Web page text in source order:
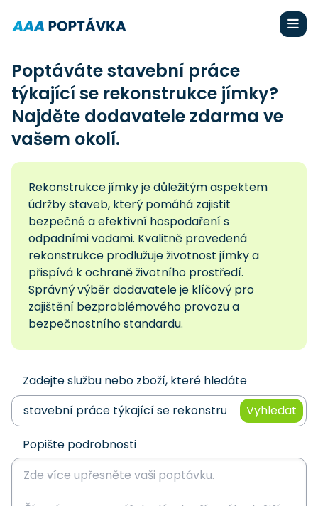
Poptáváte stavební práce
týkající se rekonstrukce jímky?
Najděte dodavatele zdarma ve
vašem okolí.
Rekonstrukce jímky je důležitým aspektem
údržby staveb, který pomáhá zajistit
bezpečné a efektivní hospodaření s
odpadními vodami. Kvalitně provedená
rekonstrukce prodlužuje životnost jímky a
přispívá k ochraně životního prostředí.
Správný výběr dodavatele je klíčový pro
zajištění bezproblémového provozu a
bezpečnostního standardu.
Zadejte službu nebo zboží, které hledáte
Vyhledat
Popište podrobnosti